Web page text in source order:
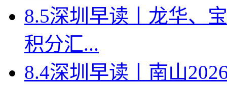
8.5深圳早读丨龙华、
积分汇...
8.4深圳早读丨南山